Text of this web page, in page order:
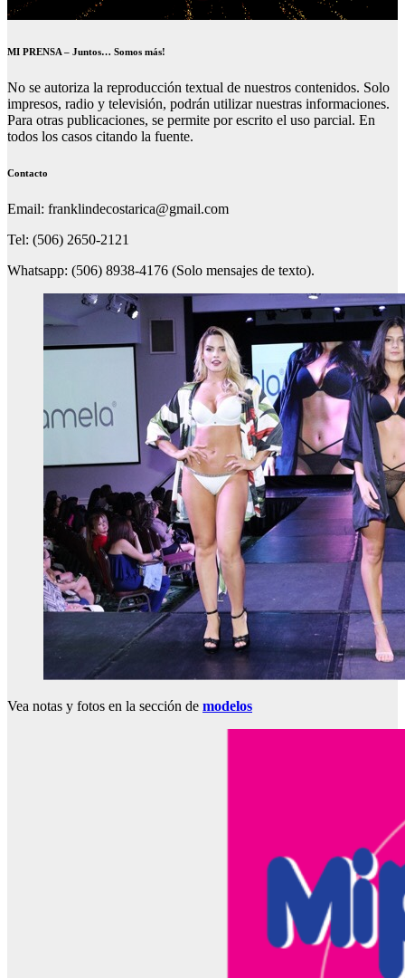
MI PRENSA – Juntos… Somos más!
No se autoriza la reproducción textual de nuestros contenidos. Solo
impresos, radio y televisión, podrán utilizar nuestras informaciones.
Para otras publicaciones, se permite por escrito el uso parcial. En
todos los casos citando la fuente.
Contacto
Email: franklindecostarica@gmail.com
Tel: (506) 2650-2121
Whatsapp: (506) 8938-4176 (Solo mensajes de texto).
Vea notas y fotos en la sección de modelos